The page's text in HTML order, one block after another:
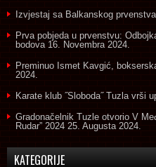
Izvjestaj sa Balkanskog
Prva pobjeda u prvenstvu:
bodova 16. Novembra 2024.
Preminuo Ismet Kavgić,
2024.
Karate klub ˝Sloboda˝ Tuzla vrši
Gradonačelnik Tuzle otvorio V
Rudar” 2024 25. Augusta 2024.
KATEGORIJE